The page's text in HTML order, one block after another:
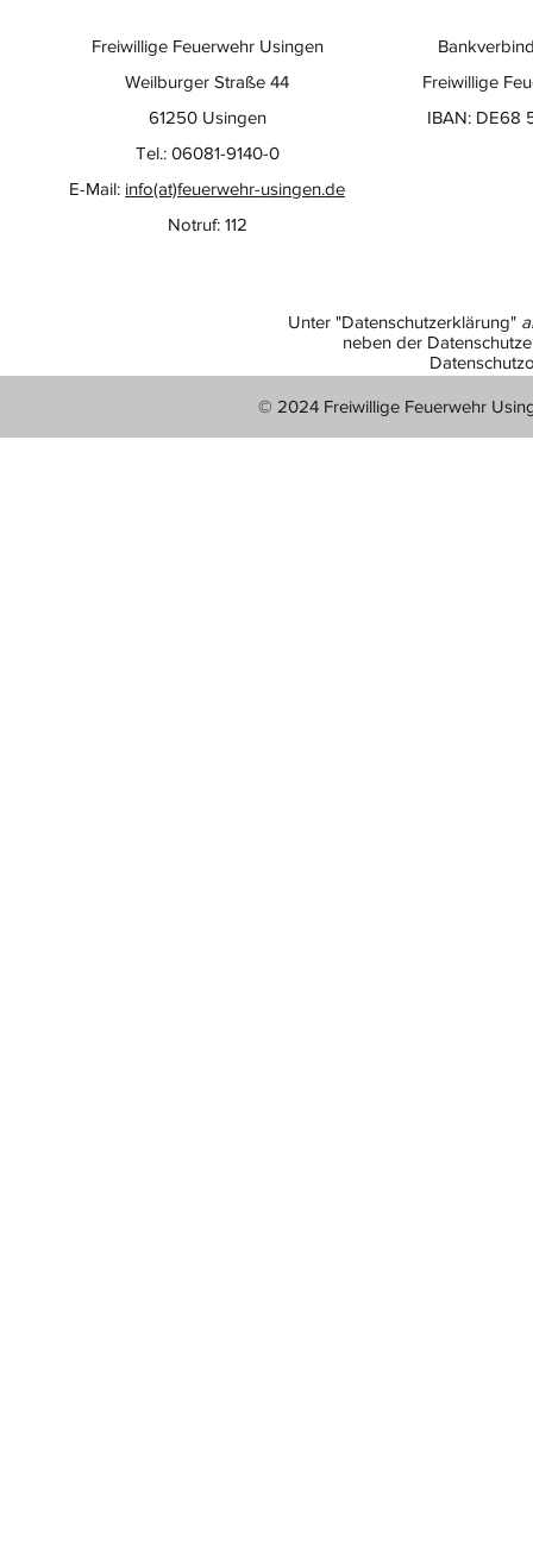
Freiwillige
IBAN: DE68
Freiwillige Feuerwehr Usingen
Weilburger Straße 44
61250 Usingen
Tel.: 06081-9140-0
E-Mail: info(at)feuerwehr-usingen.de
Notruf: 112
Unter "Datenschutzerklärung"
neben der
© 2024 Freiwillige Feuerwehr